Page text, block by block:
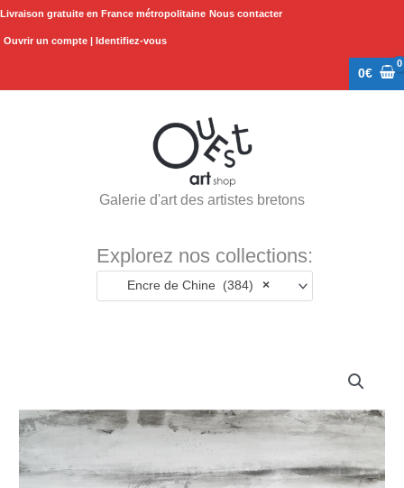
Aller
Livraison gratuite en France métropolitaine Nous contacter
Ouvrir un compte | Identifiez-vous
0€
Galerie d'art des artistes bretons
Explorez nos collections:
×
Encre de Chine (384)
"Encre
espace
6"